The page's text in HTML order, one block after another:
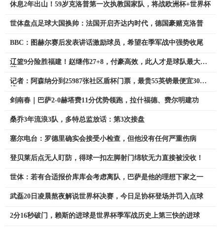
休息2年出山！59岁克洛普第一次执教国家队，将战欧洲杯+世界杯
世体盘点足球大国换帅：法国开启齐达内时代，德国豪赌克洛普
BBC：图赫尔赛后发表讲话激励球员，希望在季军战中强势收尾
辽篮9分险胜福建！赵继伟27+8，付豪高效，此人才是球队最大收
记者：阿森纳分到25987张社区盾杯门票，最贵55英镑最便宜30英
剑南春｜巴萨2-0赫塔费11分优势领跑，拉什福德、费尔明建功
桑乔3年流浪3队，多特总监放话：第3次接盘
塞尔电台：罗德里确实会接受小检查，但他没有任何严重伤病
登贝莱后点无人盯防，得球一扣左脚射门绵软无力直接被没收！
世体：若有合适报价库库会考虑离队，巴萨是他的理想下家之一
武磊20日凌晨熬夜解说世界杯决赛，今日足协杯登场并罚入点球
2分16秒破门，赖斯的进球是世界杯季军战历史上第三快的进球